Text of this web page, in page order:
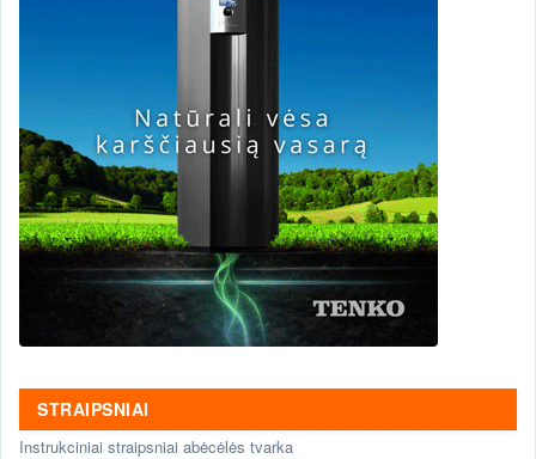
STRAIPSNIAI
Instrukciniai straipsniai abėcėlės tvarka